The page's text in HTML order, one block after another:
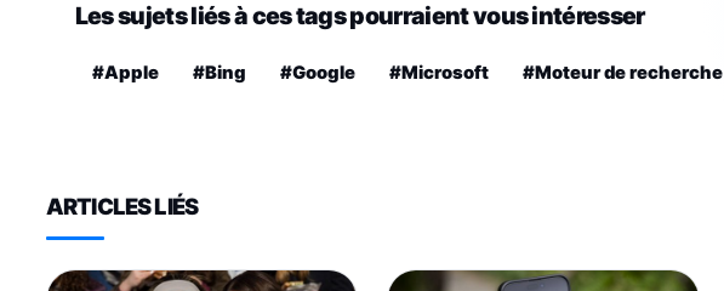
Les sujets liés à ces tags pourraient vous intéresser
#Apple #Bing #Google #Microsoft #Moteur de recherche
ARTICLES LIÉS